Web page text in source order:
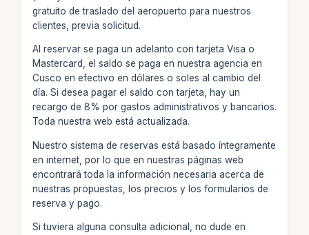
gratuito de traslado del aeropuerto para nuestros
clientes, previa solicitud.
Al reservar se paga un adelanto con tarjeta Visa o
Mastercard, el saldo se paga en nuestra agencia en
Cusco en efectivo en dólares o soles al cambio del
día. Si desea pagar el saldo con tarjeta, hay un
recargo de 8% por gastos administrativos y bancarios.
Toda nuestra web está actualizada.
Nuestro sistema de reservas está basado íntegramente
en internet, por lo que en nuestras páginas web
encontrará toda la información necesaria acerca de
nuestras propuestas, los precios y los formularios de
reserva y pago.
Si tuviera alguna consulta adicional, no dude en